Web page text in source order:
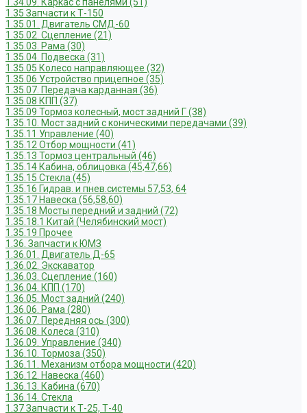
1.35 Запчасти к Т-150
1.35.01. Двигатель СМД-60
1.35.02. Сцепление (21)
1.35.03. Рама (30)
1.35.04. Подвеска (31)
1.35.05 Колесо направляющее (32)
1.35.06 Устройство прицепное (35)
1.35.07. Передача карданная (36)
1.35.08 КПП (37)
1.35.09 Тормоз колесный, мост задний Г (38)
1.35.10. Мост задний с коническими передачами (39)
1.35.11 Управление (40)
1.35.12 Отбор мощности (41)
1.35.13 Тормоз центральный (46)
1.35.14 Кабина, облицовка (45,47,66)
1.35.15 Стекла (45)
1.35.16 Гидрав. и пнев.системы 57,53, 64
1.35.17 Навеска (56,58,60)
1.35.18 Мосты передний и задний (72)
1.35.18.1 Китай (Челябинский мост)
1.35.19 Прочее
1.36. Запчасти к ЮМЗ
1.36.01. Двигатель Д-65
1.36.02. Экскаватор
1.36.03. Сцепление (160)
1.36.04. КПП (170)
1.36.05. Мост задний (240)
1.36.06. Рама (280)
1.36.07. Передняя ось (300)
1.36.08. Колеса (310)
1.36.09. Управление (340)
1.36.10. Тормоза (350)
1.36.11. Механизм отбора мощности (420)
1.36.12. Навеска (460)
1.36.13. Кабина (670)
1.36.14. Стекла
1.37 Запчасти к Т-25, Т-40